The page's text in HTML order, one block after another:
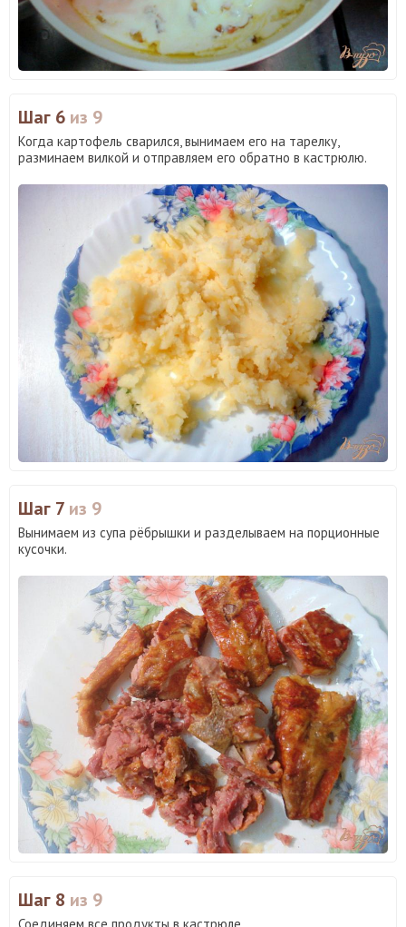
Шаг 6 из 9
Когда картофель сварился, вынимаем его на тарелку,
разминаем вилкой и отправляем его обратно в кастрюлю.
Шаг 7 из 9
Вынимаем из супа рёбрышки и разделываем на порционные
кусочки.
Шаг 8 из 9